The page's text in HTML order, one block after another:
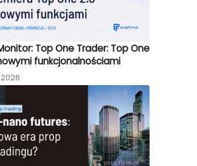
Top One Trader: Top One
funkcjonalnościami